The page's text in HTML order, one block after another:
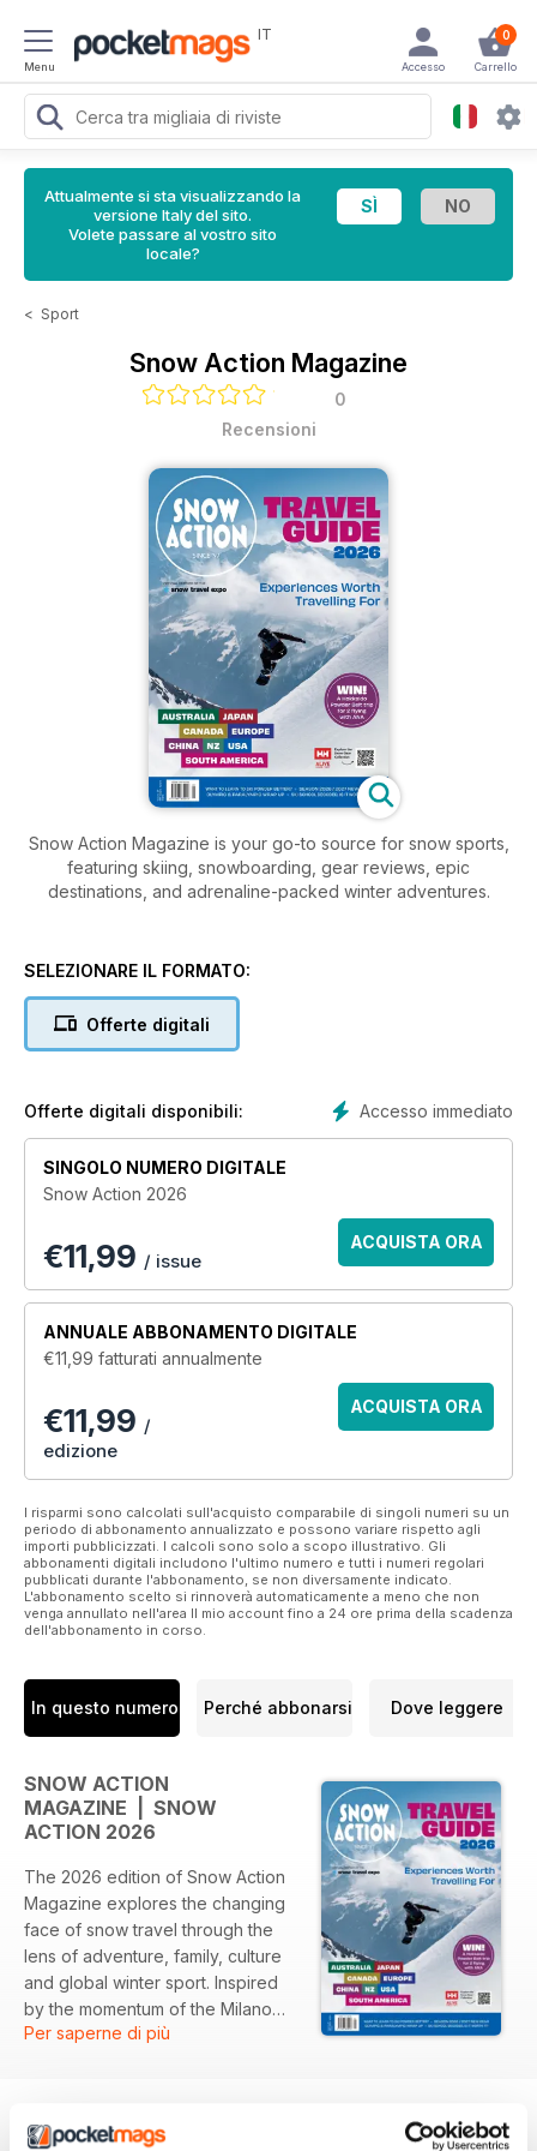
Menu
IT 0
Carrello
Accesso
Attualmente si sta visualizzando la
versione Italy del sito.
Volete passare al vostro sito
locale?
< Sport
Snow Action Magazine
0
Recensioni
Snow Action Magazine is your go-to source for snow sports,
featuring skiing, snowboarding, gear reviews, epic
destinations, and adrenaline-packed winter adventures.
SELEZIONARE IL FORMATO:
Offerte digitali
Accesso immediato
Offerte digitali disponibili:
SINGOLO NUMERO DIGITALE
Snow Action 2026
€11,99 / issue
ACQUISTA ORA
ANNUALE ABBONAMENTO DIGITALE
€11,99 fatturati annualmente
€11,99 /
edizione
ACQUISTA ORA
I risparmi sono calcolati sull'acquisto comparabile di singoli numeri su un
periodo di abbonamento annualizzato e possono variare rispetto agli
importi pubblicizzati. I calcoli sono solo a scopo illustrativo. Gli
abbonamenti digitali includono l'ultimo numero e tutti i numeri regolari
pubblicati durante l'abbonamento, se non diversamente indicato.
L'abbonamento scelto si rinnoverà automaticamente a meno che non
venga annullato nell'area Il mio account fino a 24 ore prima della scadenza
dell'abbonamento in corso.
In questo numero Perché abbonarsi Dove leggere
SNOW ACTION
MAGAZINE | SNOW
ACTION 2026
The 2026 edition of Snow Action
Magazine explores the changing
face of snow travel through the
lens of adventure, family, culture
and global winter sport. Inspired
by the momentum of the Milano
Cortina Winter Olympics and
international snow experiences
Per saperne di più